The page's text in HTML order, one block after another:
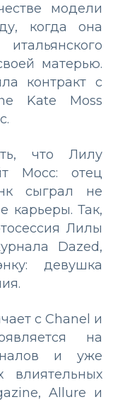
модели
когда она
матерью.
контракт с
Kate Moss
что Лилу
Мосс: отец
сыграл не
карьеры. Так,
Лилы
Dazed,
девушка
с Chanel и
на
и уже
влиятельных
Allure и